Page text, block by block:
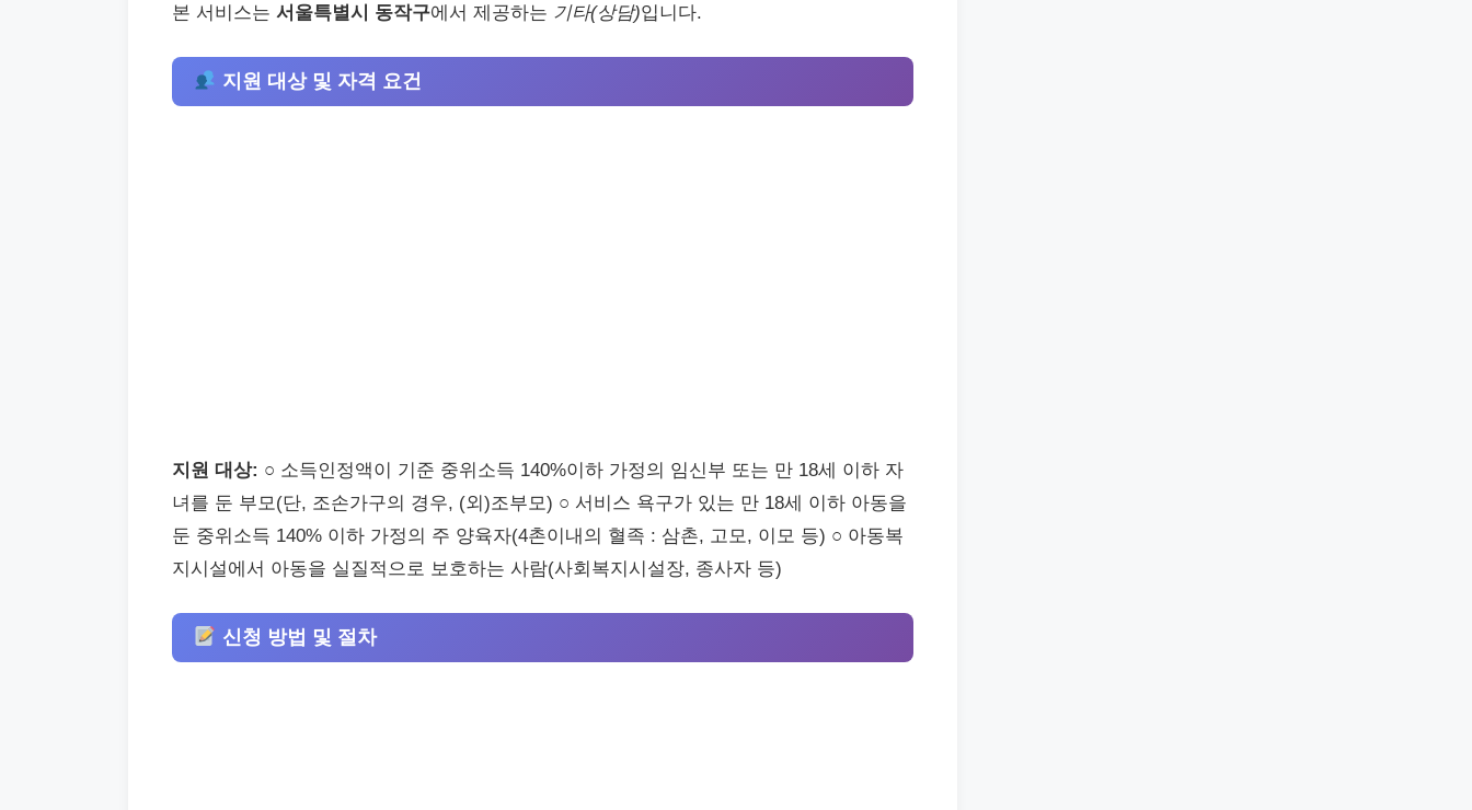
본 서비스는 서울특별시 동작구에서 제공하는 기타(상담)입니다.
지원 대상 및 자격 요건
지원 대상: ○ 소득인정액이 기준 중위소득 140%이하 가정의 임신부 또는 만 18세 이하 자
녀를 둔 부모(단, 조손가구의 경우, (외)조부모) ○ 서비스 욕구가 있는 만 18세 이하 아동을
둔 중위소득 140% 이하 가정의 주 양육자(4촌이내의 혈족 : 삼촌, 고모, 이모 등) ○ 아동복
지시설에서 아동을 실질적으로 보호하는 사람(사회복지시설장, 종사자 등)
신청 방법 및 절차